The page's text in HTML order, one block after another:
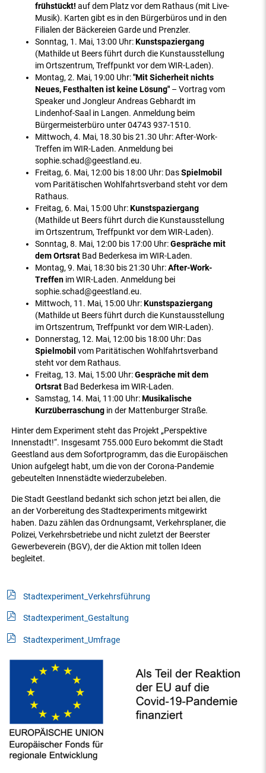
frühstückt! auf dem Platz vor dem Rathaus (mit Live-
Musik). Karten gibt es in den Bürgerbüros und in den
Filialen der Bäckereien Garde und Prenzler.
Sonntag, 1. Mai, 13:00 Uhr:Kunstspaziergang
(Mathilde ut Beers führt durch die Kunstausstellung
im Ortszentrum, Treffpunkt vor dem WIR-Laden).
Montag, 2. Mai, 19:00 Uhr:"Mit Sicherheit nichts
Neues, Festhalten ist keine Lösung" – Vortrag vom
Speaker und Jongleur Andreas Gebhardt im
Lindenhof-Saal in Langen. Anmeldung beim
Bürgermeisterbüro unter 04743 937-1510.
Mittwoch, 4. Mai, 18.30 bis 21.30 Uhr: After-Work-
Treffen im WIR-Laden. Anmeldung bei
sophie.schad@geestland.eu.
Freitag, 6. Mai, 12:00 bis 18:00 Uhr: DasSpielmobil
vom Paritätischen Wohlfahrtsverband steht vor dem
Rathaus.
Freitag, 6. Mai, 15:00 Uhr:Kunstspaziergang
(Mathilde ut Beers führt durch die Kunstausstellung
im Ortszentrum, Treffpunkt vor dem WIR-Laden).
Sonntag, 8. Mai, 12:00 bis 17:00 Uhr:Gespräche mit
dem Ortsrat Bad Bederkesa im WIR-Laden.
Montag, 9. Mai, 18:30 bis 21:30 Uhr:After-Work-
Treffen im WIR-Laden. Anmeldung bei
sophie.schad@geestland.eu.
Mittwoch, 11. Mai, 15:00 Uhr:Kunstspaziergang
(Mathilde ut Beers führt durch die Kunstausstellung
im Ortszentrum, Treffpunkt vor dem WIR-Laden).
Donnerstag, 12. Mai, 12:00 bis 18:00 Uhr: Das
Spielmobil vom Paritätischen Wohlfahrtsverband
steht vor dem Rathaus.
Freitag, 13. Mai, 15:00 Uhr:Gespräche mit dem
Ortsrat Bad Bederkesa im WIR-Laden.
Samstag, 14. Mai, 11:00 Uhr:Musikalische
Kurzüberraschung in der Mattenburger Straße.
Hinter dem Experiment steht das Projekt „Perspektive
Innenstadt!“. Insgesamt 755.000 Euro bekommt die Stadt
Geestland aus dem Sofortprogramm, das die Europäischen
Union aufgelegt habt, um die von der Corona-Pandemie
gebeutelten Innenstädte wiederzubeleben.
Die Stadt Geestland bedankt sich schon jetzt bei allen, die
an der Vorbereitung des Stadtexperiments mitgewirkt
haben. Dazu zählen das Ordnungsamt, Verkehrsplaner, die
Polizei, Verkehrsbetriebe und nicht zuletzt der Beerster
Gewerbeverein (BGV), der die Aktion mit tollen Ideen
begleitet.
Stadtexperiment_Verkehrsführung
Stadtexperiment_Gestaltung
Stadtexperiment_Umfrage